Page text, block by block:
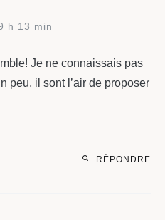
h 13 min
Je ne connaissais pas
peu, il sont l’air de proposer
RÉPONDRE